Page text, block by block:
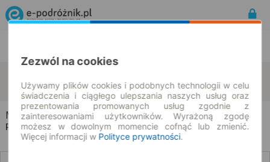
07.08.2026 | -- : --
zmień kryteria
Michorzewo → Opalenica
Rozkład jazdy i bilety
Zezwól na cookies
Używamy plików cookies i podobnych technologii w celu
świadczenia i ciągłego ulepszania naszych usług oraz
prezentowania promowanych usług zgodnie z
zainteresowaniami użytkowników. Wyrażoną zgodę
możesz w dowolnym momencie cofnąć lub zmienić.
Więcej informacji w Polityce prywatności.